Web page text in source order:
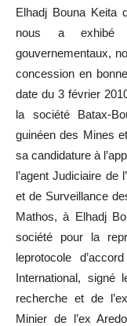
Elhadj Bouna Keita
nous a exhibé
gouvernementaux,
concession en
date du 3 février
la société Batax-
guinéen des Mines
sa candidature à
l’agent Judiciaire de
et de Surveillance
Mathos, à Elhadj
société pour la
leprotocole
International,
recherche et de
Minier de l’ex